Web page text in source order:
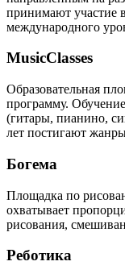
принимают участие
международного
MusicClasses
Образовательная
программу.
(гитары, пианино,
лет постигают
Богема
Площадка по
охватывает
рисования,
Реботика